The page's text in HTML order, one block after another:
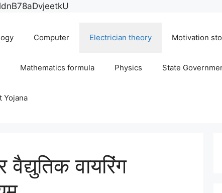
Computer Electrician theory Motivation
Mathematics formula Physics State
Yojana
वायरिंग